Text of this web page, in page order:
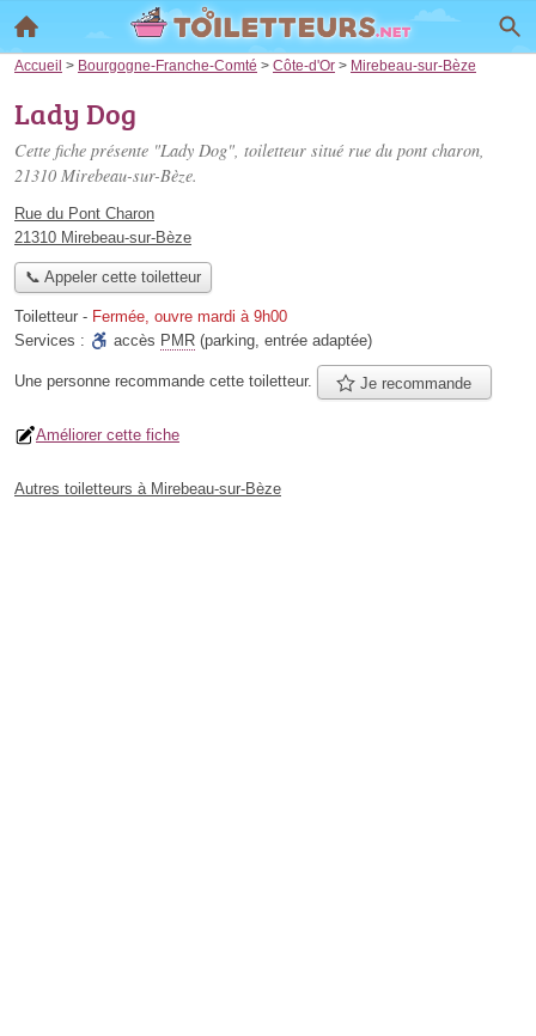
Accueil > Bourgogne-Franche-Comté > Côte-d'Or > Mirebeau-sur-Bèze
Lady Dog
Cette fiche présente "Lady Dog", toiletteur situé rue du pont charon,
21310 Mirebeau-sur-Bèze.
Rue du Pont Charon
21310 Mirebeau-sur-Bèze
📞 Appeler cette toiletteur
Toiletteur - Fermée, ouvre mardi à 9h00
Services :
accès PMR (parking, entrée adaptée)
Une personne recommande cette toiletteur. Je recommande
Améliorer cette fiche
Autres toiletteurs à Mirebeau-sur-Bèze